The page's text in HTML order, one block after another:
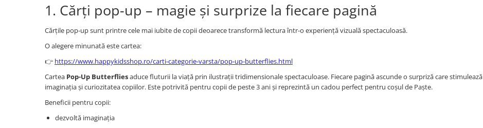
1. Cărți pop-up – magie și surprize la fiecare pagină
Cărțile pop-up sunt printre cele mai iubite de copii deoarece transformă lectura într-o experiență vizuală spectaculoasă.
O alegere minunată este cartea:
👉 https://www.happykidsshop.ro/carti-categorie-varsta/pop-up-butterflies.html
Cartea Pop-Up Butterfliesaduce fluturii la viață prin ilustrații tridimensionale spectaculoase. Fiecare pagină ascunde o surpriză care stimulează
imaginația și curiozitatea copiilor. Este potrivită pentru copii de peste 3 ani și reprezintă un cadou perfect pentru coșul de Paște.
Beneficii pentru copii:
dezvoltă imaginația